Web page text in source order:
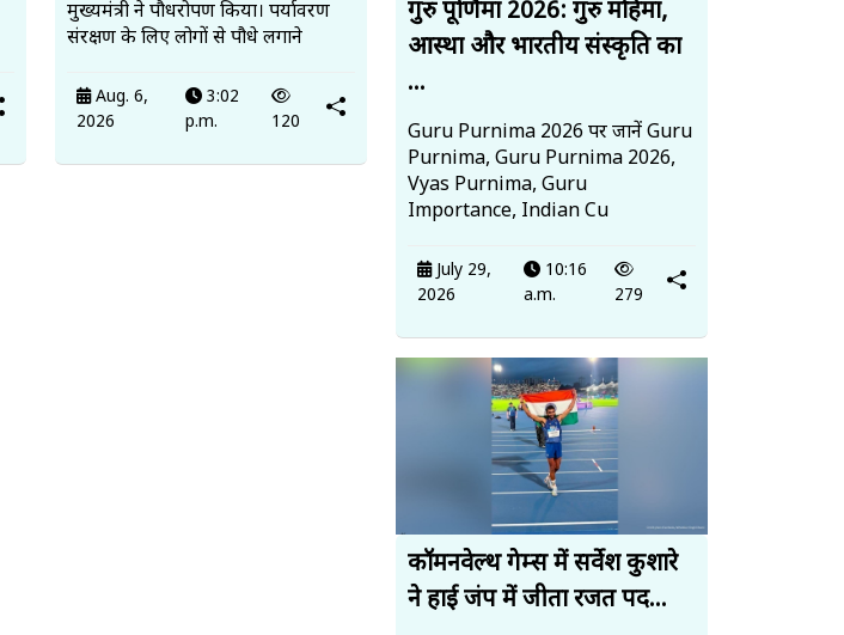
मुख्यमंत्री ने पौधरोपण किया। पर्यावरण
संरक्षण के लिए लोगों से पौधे लगाने
Aug. 6,
2026
3:02
p.m.
120
गुरु पूर्णिमा 2026: गुरु महिमा,
आस्था और भारतीय संस्कृति का
...
Guru Purnima 2026 पर जानें Guru
Purnima, Guru Purnima 2026,
Vyas Purnima, Guru
Importance, Indian Cu
July 29,
2026
10:16
a.m.
279
कॉमनवेल्थ गेम्स में सर्वेश कुशारे
ने हाई जंप में जीता रजत पद...